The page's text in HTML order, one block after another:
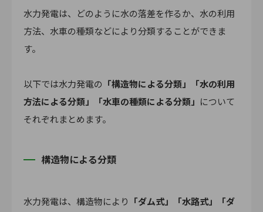
水力発電は、どのように水の落差を作るか、水の利用
方法、水車の種類などにより分類することができま
す。
以下では水力発電の 「構造物による分類」「水の利用
方法による分類」「水車の種類による分類」 について
それぞれまとめます。
構造物による分類
水力発電は、構造物により 「ダム式」「水路式」「ダ